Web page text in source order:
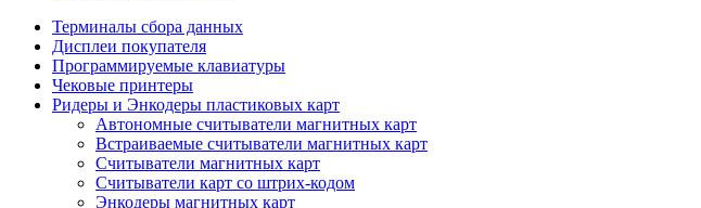
Терминалы сбора данных
Дисплеи покупателя
Программируемые клавиатуры
Чековые принтеры
Ридеры и Энкодеры пластиковых карт
Автономные считыватели магнитных карт
Встраиваемые считыватели магнитных карт
Считыватели магнитных карт
Считыватели карт со штрих-кодом
Энкодеры магнитных карт